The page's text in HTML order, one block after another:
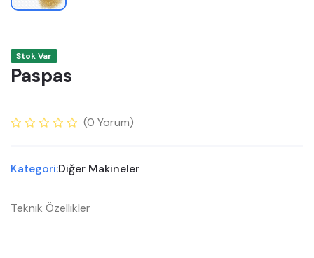
Stok Var
Paspas
(0 Yorum)
Kategori:Diğer Makineler
Teknik Özellikler